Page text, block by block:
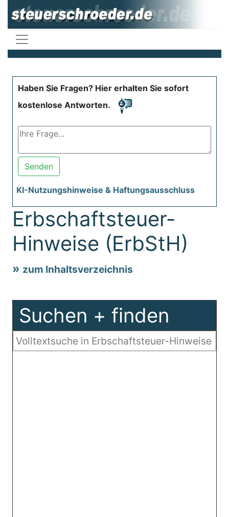
Haben Sie Fragen? Hier erhalten Sie sofort
kostenlose Antworten.
Senden
KI-Nutzungshinweise & Haftungsausschluss
Erbschaftsteuer-
Hinweise (ErbStH)
zum Inhaltsverzeichnis
Suchen + finden